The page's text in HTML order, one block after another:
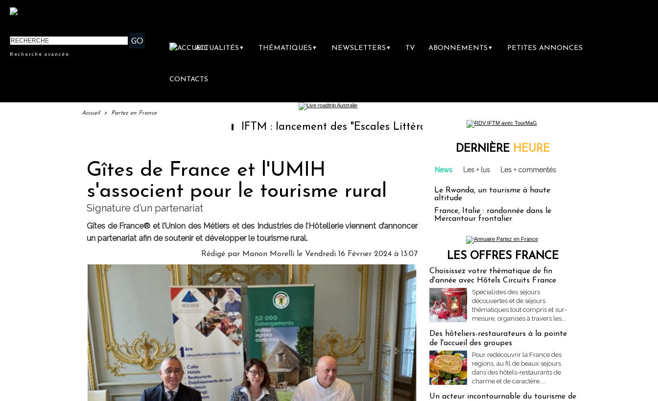
Recherche avancée
ACTUALITÉS ▼ THÉMATIQUES ▼ NEWSLETTERS ▼ TV ABONNEMENTS ▼ PETITES ANNONCES
CONTACTS
Accueil > Partez en France
IFTM : lancement des "Escales Littéraires", la première librairie du voyage
Gîtes de France et l'UMIH
s'associent pour le tourisme rural
Signature d’un partenariat
Gîtes de France® et l’Union des Métiers et des Industries de l’Hôtellerie viennent d’annoncer
un partenariat afin de soutenir et développer le tourisme rural.
Rédigé par Manon Morelli le Vendredi 16 Février 2024 à 13:07
DERNIÈRE HEURE
News Les + lus Les + commentés
Le Rwanda, un tourisme à haute
altitude
France, Italie : randonnée dans le
Mercantour frontalier
LES OFFRES FRANCE
Choisissez votre thématique de fin
d'année avec Hôtels Circuits France
Spécialistes des séjours
découvertes et de séjours
thématiques tout compris et sur-
mesure, organisés à travers les...
Des hôteliers-restaurateurs à la pointe
de l'accueil des groupes
Pour redécouvrir la France des
régions, au fil de beaux séjours
dans des hôtels-restaurants de
charme et de caractère....
Un acteur incontournable du tourisme de